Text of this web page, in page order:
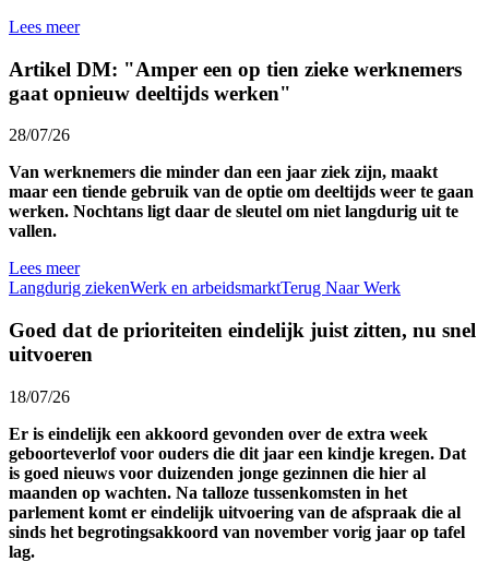
Lees meer
Artikel DM: "Amper een op tien zieke werknemers
gaat opnieuw deeltijds werken"
28/07/26
Van werknemers die minder dan een jaar ziek zijn, maakt
maar een tiende gebruik van de optie om deeltijds weer te gaan
werken. Nochtans ligt daar de sleutel om niet langdurig uit te
vallen.
Lees meer
Langdurig ziekenWerk en arbeidsmarktTerug Naar Werk
Goed dat de prioriteiten eindelijk juist zitten, nu snel
uitvoeren
18/07/26
Er is eindelijk een akkoord gevonden over de extra week
geboorteverlof voor ouders die dit jaar een kindje kregen. Dat
is goed nieuws voor duizenden jonge gezinnen die hier al
maanden op wachten. Na talloze tussenkomsten in het
parlement komt er eindelijk uitvoering van de afspraak die al
sinds het begrotingsakkoord van november vorig jaar op tafel
lag.